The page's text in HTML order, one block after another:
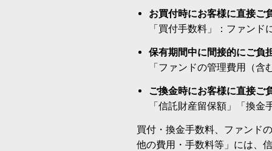
お買付時にお客様に直接ご
「買付手数料」：ファンド
保有期間中に間接的にご負
「ファンドの管理費用（
ご換金時にお客様に直接ご
「信託財産留保額」「換
買付・換金手数料、ファンド
他の費用・手数料等」には、